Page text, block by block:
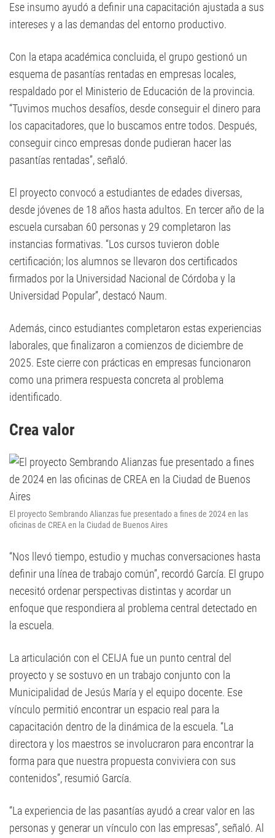
Ese insumo ayudó a definir una capacitación ajustada a sus
intereses y a las demandas del entorno productivo.
Con la etapa académica concluida, el grupo gestionó un
esquema de pasantías rentadas en empresas locales,
respaldado por el Ministerio de Educación de la provincia.
“Tuvimos muchos desafíos, desde conseguir el dinero para
los capacitadores, que lo buscamos entre todos. Después,
conseguir cinco empresas donde pudieran hacer las
pasantías rentadas”, señaló.
El proyecto convocó a estudiantes de edades diversas,
desde jóvenes de 18 años hasta adultos. En tercer año de la
escuela cursaban 60 personas y 29 completaron las
instancias formativas. “Los cursos tuvieron doble
certificación; los alumnos se llevaron dos certificados
firmados por la Universidad Nacional de Córdoba y la
Universidad Popular”, destacó Naum.
Además, cinco estudiantes completaron estas experiencias
laborales, que finalizaron a comienzos de diciembre de
2025. Este cierre con prácticas en empresas funcionaron
como una primera respuesta concreta al problema
identificado.
Crea valor
El proyecto Sembrando Alianzas fue presentado a fines de 2024 en las
oficinas de CREA en la Ciudad de Buenos Aires
“Nos llevó tiempo, estudio y muchas conversaciones hasta
definir una línea de trabajo común”, recordó García. El grupo
necesitó ordenar perspectivas distintas y acordar un
enfoque que respondiera al problema central detectado en
la escuela.
La articulación con el CEIJA fue un punto central del
proyecto y se sostuvo en un trabajo conjunto con la
Municipalidad de Jesús María y el equipo docente. Ese
vínculo permitió encontrar un espacio real para la
capacitación dentro de la dinámica de la escuela. “La
directora y los maestros se involucraron para encontrar la
forma para que nuestra propuesta conviviera con sus
contenidos”, resumió García.
“La experiencia de las pasantías ayudó a crear valor en las
personas y generar un vínculo con las empresas”, señaló. Al